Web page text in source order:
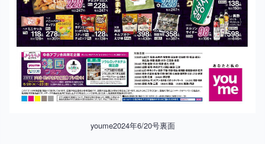
youme2024年6/20号裏面